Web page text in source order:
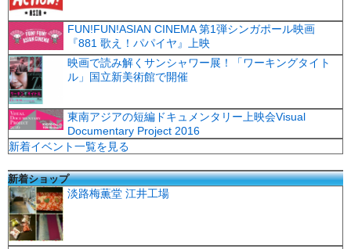
FUN!FUN!ASIAN CINEMA 第1弾シンガポール映画
『881 歌え！パパイヤ』上映
映画で読み解くサンシャワー展！「ワーキングタイト
ル」国立新美術館で開催
東南アジアの短編ドキュメンタリー上映会Visual
Documentary Project 2016
新着イベント一覧を見る
新着ショップ
淡路梅薫堂 江井工場